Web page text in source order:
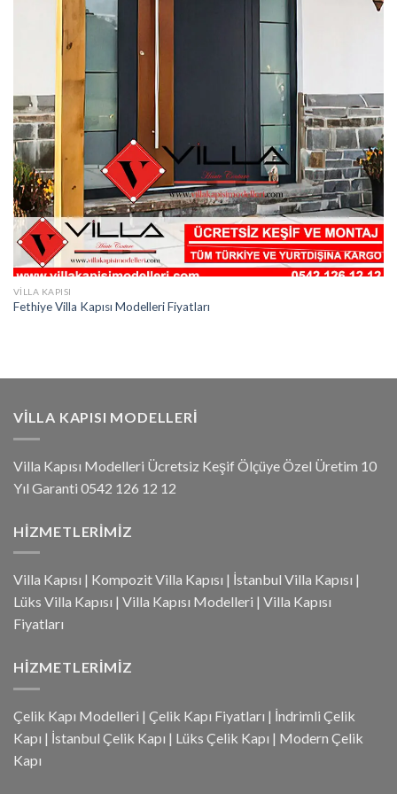
VILLA KAPISI
Fethiye Villa Kapısı Modelleri Fiyatları
VILLA KAPISI MODELLERI
Villa Kapısı Modelleri Ücretsiz Keşif Ölçüye Özel Üretim 10
Yıl Garanti 0542 126 12 12
HIZMETLERIMIZ
Villa Kapısı | Kompozit Villa Kapısı | İstanbul Villa Kapısı |
Lüks Villa Kapısı | Villa Kapısı Modelleri | Villa Kapısı
Fiyatları
HIZMETLERIMIZ
Çelik Kapı Modelleri | Çelik Kapı Fiyatları | İndrimli Çelik
Kapı | İstanbul Çelik Kapı | Lüks Çelik Kapı | Modern Çelik
Kapı